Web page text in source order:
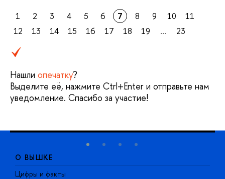
1 2 3 4 5 6 7 8 9 10
11
12
13 14 15 16 17 18 19 ... 23
Нашли опечатку?
Выделите её, нажмите Ctrl+Enter и отправьте нам
уведомление. Спасибо за участие!
О ВЫШКЕ
Цифры и факты